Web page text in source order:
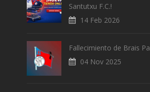
Santutxu F.C.!
14 Feb 2026
Fallecimiento de Brais
04 Nov 2025